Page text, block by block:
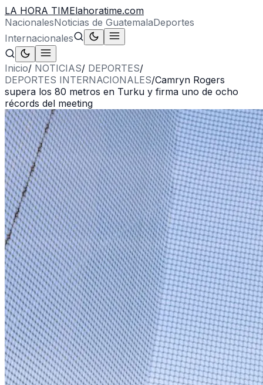
LA HORA TIMElahoratime.com
NacionalesNoticias de GuatemalaDeportes
Internacionales
Inicio/ NOTICIAS/ DEPORTES/
DEPORTES INTERNACIONALES/Camryn Rogers
supera los 80 metros en Turku y firma uno de ocho
récords del meeting